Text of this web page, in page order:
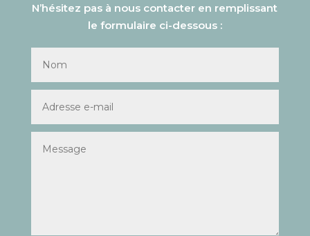
N’hésitez pas à nous contacter en remplissant
le formulaire ci-dessous :